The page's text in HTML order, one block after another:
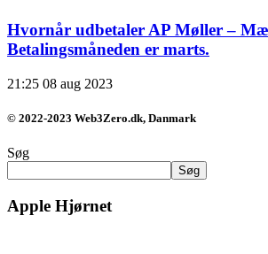
Hvornår udbetaler AP Møller –
Betalingsmåneden er marts.
21:25 08 aug 2023
© 2022-2023 Web3Zero.dk, Danmark
Søg
Søg
Apple Hjørnet